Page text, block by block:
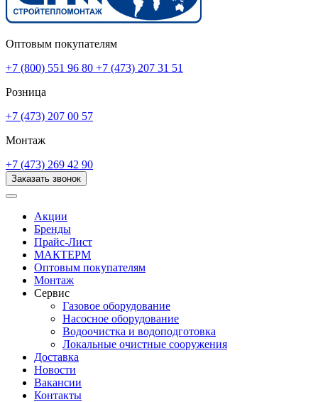
Оптовым покупателям
+7 (800) 551 96 80 +7 (473) 207 31 51
Розница
+7 (473) 207 00 57
Монтаж
+7 (473) 269 42 90
Заказать звонок
Акции
Бренды
Прайс-Лист
МАКТЕРМ
Оптовым покупателям
Монтаж
Сервис
Газовое оборудование
Насосное оборудование
Водоочистка и водоподготовка
Локальные очистные сооружения
Доставка
Новости
Вакансии
Контакты